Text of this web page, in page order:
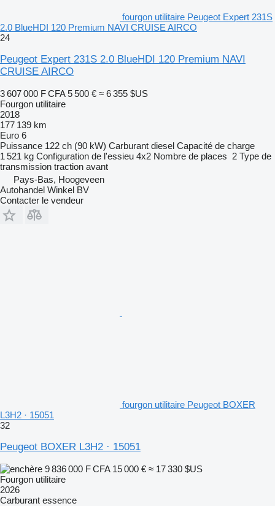
fourgon utilitaire Peugeot Expert 231S
2.0 BlueHDI 120 Premium NAVI CRUISE AIRCO
24
Peugeot Expert 231S 2.0 BlueHDI 120 Premium NAVI
CRUISE AIRCO
3 607 000 F CFA 5 500 € ≈ 6 355 $US
Fourgon utilitaire
2018
177 139 km
Euro 6
Puissance 122 ch (90 kW) Carburant diesel Capacité de charge
1 521 kg Configuration de l'essieu 4x2 Nombre de places 2 Type de
transmission traction avant
Pays-Bas, Hoogeveen
Autohandel Winkel BV
Contacter le vendeur
fourgon utilitaire Peugeot BOXER
L3H2 · 15051
32
Peugeot BOXER L3H2 · 15051
9 836 000 F CFA 15 000 € ≈ 17 330 $US
Fourgon utilitaire
2026
Carburant essence